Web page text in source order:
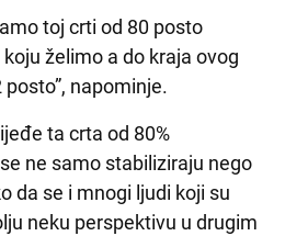
toj crti od 80 posto
želimo a do kraja ovog
napominje.
ta crta od 80%
ne samo stabiliziraju nego
da se i mnogi ljudi koji su
neku perspektivu u drugim